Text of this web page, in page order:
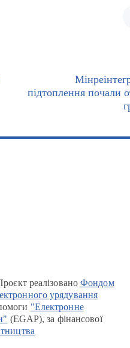
підтоплення почали
реалізованоФондом
урядування
"Електронне
(EGAP), за фінансової